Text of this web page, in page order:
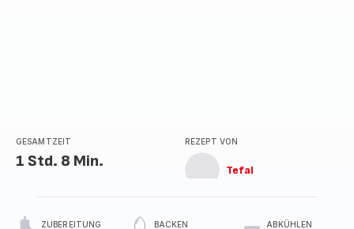
GESAMTZEIT
1 Std. 8 Min.
REZEPT VON
Tefal
ZUBEREITUNG BACKEN ABKÜHLEN